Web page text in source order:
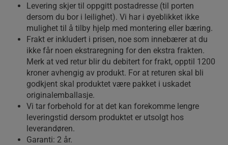
Levering skjer til oppgitt postadresse (til porten
dersom du bor i leilighet). Vi har i øyeblikket ikke
mulighet til å tilby hjelp med montering eller bæring.
Frakt er inkludert i prisen, noe som innebærer at du
ikke får noen ekstraregning for den ekstra frakten.
Merk at ved retur blir du debitert for frakt, opptil 1200
kroner avhengig av produkt. For at returen skal bli
godkjent skal produktet være pakket i uskadet
originalemballasje.
Vi tar forbehold for at det kan forekomme lengre
leveringstid dersom produktet er utsolgt hos
leverandøren.
Garanti: 2 år.